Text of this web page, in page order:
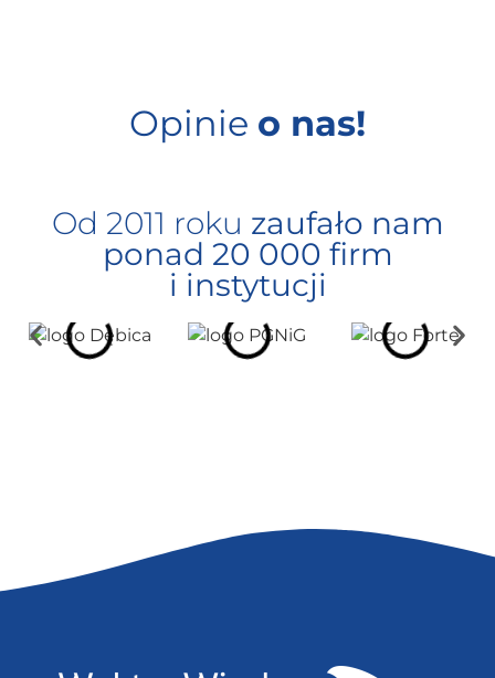
Opinie o nas!
Od 2011 roku zaufało nam
ponad 20 000 firm
i instytucji